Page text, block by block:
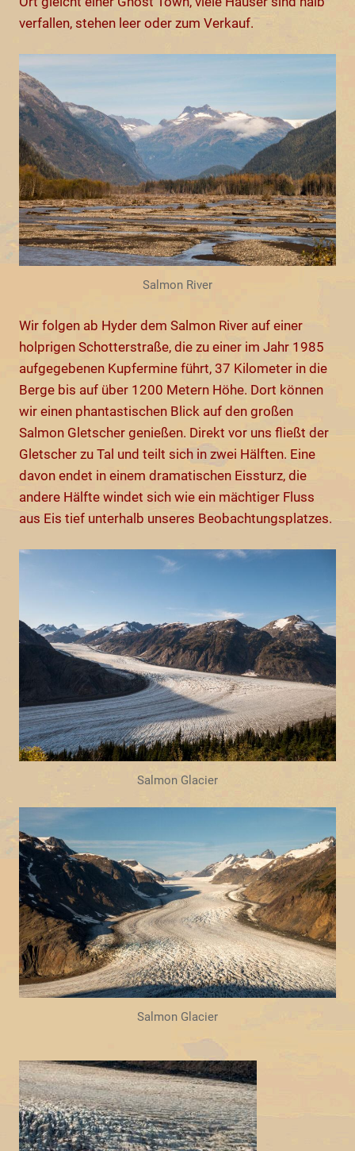
verfallen, stehen leer oder zum Verkauf.
Salmon River
Wir folgen ab Hyder dem Salmon River auf einer
holprigen Schotterstraße, die zu einer im Jahr 1985
aufgegebenen Kupfermine führt, 37 Kilometer in die
Berge bis auf über 1200 Metern Höhe. Dort können
wir einen phantastischen Blick auf den großen
Salmon Gletscher genießen. Direkt vor uns fließt der
Gletscher zu Tal und teilt sich in zwei Hälften. Eine
davon endet in einem dramatischen Eissturz, die
andere Hälfte windet sich wie ein mächtiger Fluss
aus Eis tief unterhalb unseres Beobachtungsplatzes.
Salmon Glacier
Salmon Glacier